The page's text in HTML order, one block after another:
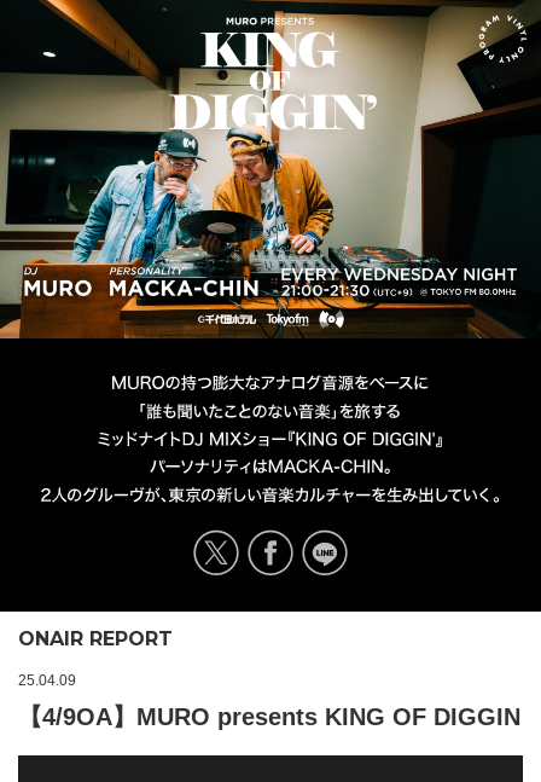
TOKYO FM
MURO presents KING OF
DJ MURO PERSONALITY MACKA-CHIN
ONAIR REPORT
25.04.09
【4/9OA】MURO presents KING OF DIGGIN